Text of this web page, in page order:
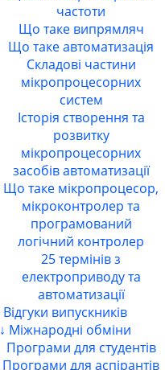
частоти
Що таке випрямляч
Що таке автоматизація
Складові частини
мікропроцесорних
систем
Історія створення та
розвитку
мікропроцесорних
засобів автоматизації
Що таке мікропроцесор,
мікроконтролер та
програмований
логічний контролер
25 термінів з
електроприводу та
автоматизації
Відгуки випускників
↓ Міжнародні обміни
Програми для студентів
Програми для аспірантів